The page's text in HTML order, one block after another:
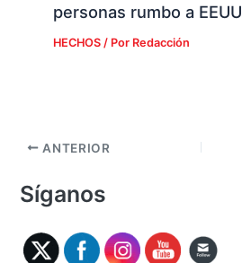
personas rumbo a EEUU
HECHOS/ Por Redacción
ANTERIOR
Síganos